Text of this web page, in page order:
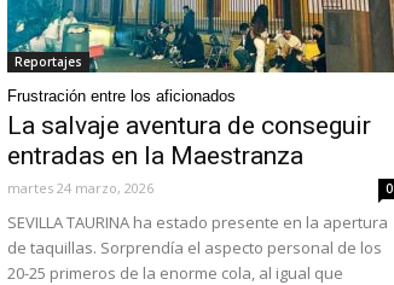
Reportajes
Frustración entre los aficionados
La salvaje aventura de conseguir
entradas en la Maestranza
martes 24 marzo, 2026 0
SEVILLA TAURINA ha estado presente en la apertura
de taquillas. Sorprendía el aspecto personal de los
20-25 primeros de la enorme cola, al igual que